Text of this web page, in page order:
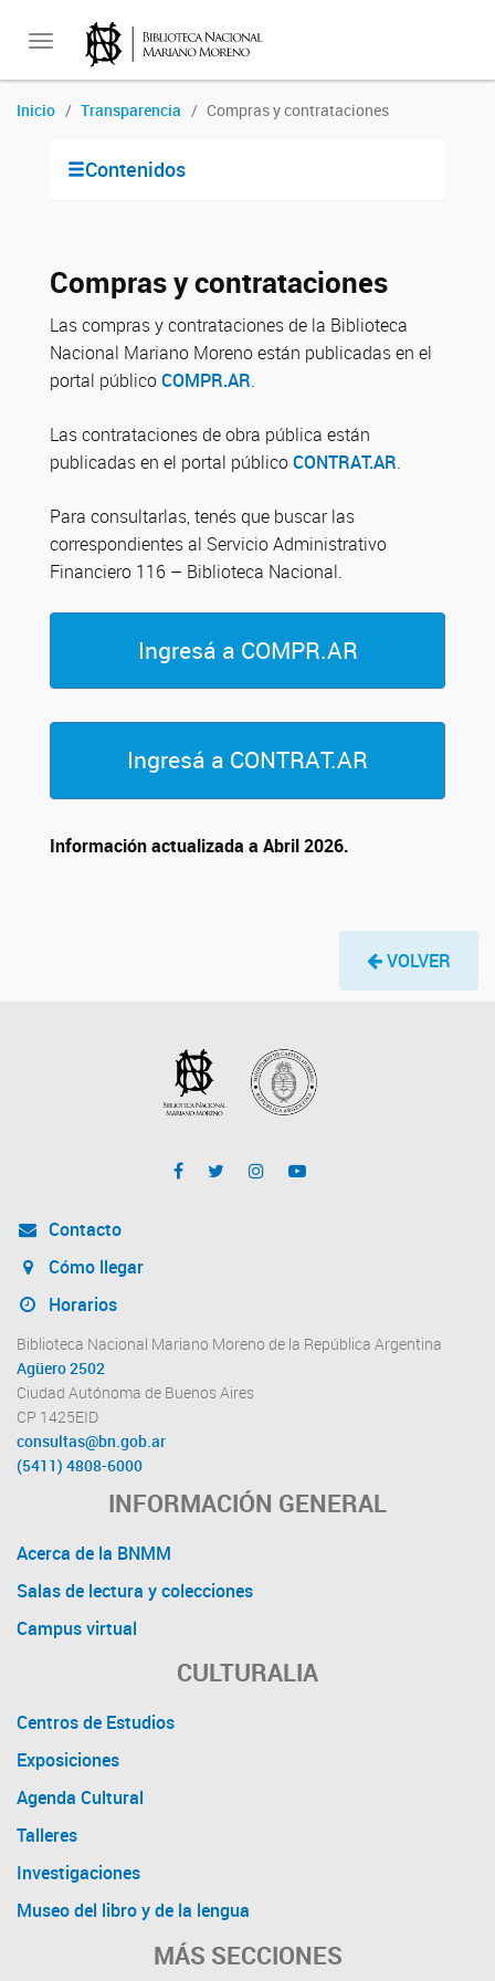
Toggle
Inicio Transparencia Compras y contrataciones
Contenidos
Compras y contrataciones
Las compras y contrataciones de la Biblioteca
Nacional Mariano Moreno están publicadas en el
portal públicoCOMPR.AR.
Las contrataciones de obra pública están
publicadas en el portal públicoCONTRAT.AR.
Para consultarlas, tenés que buscar las
correspondientes al Servicio Administrativo
Financiero 116 – Biblioteca Nacional.
Ingresá a COMPR.AR
Ingresá a CONTRAT.AR
Información actualizada a Abril 2026.
VOLVER
Contacto
Cómo llegar
Horarios
Biblioteca Nacional Mariano Moreno de la República Argentina
Agüero 2502
Ciudad Autónoma de Buenos Aires
CP 1425EID
consultas@bn.gob.ar
(5411) 4808-6000
INFORMACIÓN GENERAL
Acerca de la BNMM
Salas de lectura y colecciones
Campus virtual
CULTURALIA
Centros de Estudios
Exposiciones
Agenda Cultural
Talleres
Investigaciones
Museo del libro y de la lengua
MÁS SECCIONES